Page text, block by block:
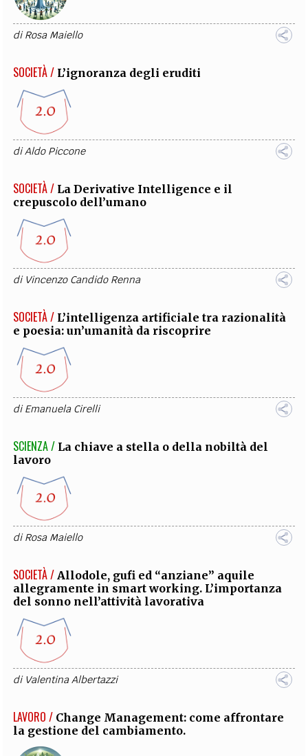
diRosa Maiello
SOCIETÀ / L’ignoranza degli eruditi
diAldo Piccone
SOCIETÀ / La Derivative Intelligence e il
crepuscolo dell’umano
di Vincenzo Candido Renna
SOCIETÀ / L’intelligenza artificiale tra razionalità
e poesia: un’umanità da riscoprire
diEmanuela Cirelli
SCIENZA / La chiave a stella o della nobiltà del
lavoro
diRosa Maiello
SOCIETÀ / Allodole, gufi ed “anziane” aquile
allegramente in smart working. L’importanza
del sonno nell’attività lavorativa
di Valentina Albertazzi
LAVORO / Change Management: come affrontare
la gestione del cambiamento.